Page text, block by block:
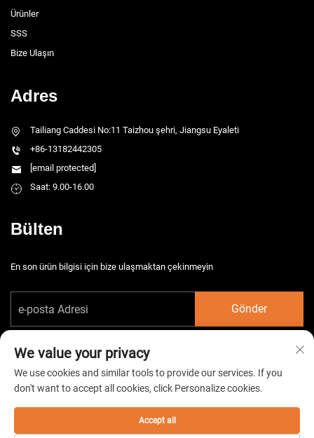
Ürünler
SSS
Bize Ulaşın
Adres
Tailiang Caddesi No:11 Taizhou şehri, Jiangsu Eyaleti
+86-13182442305
[email protected]
Saat: 9.00-16.00
Bülten
En son ürün bilgisi için bize ulaşmaktan çekinmeyin
Gönder
Telif hakkı © 2026 China Taizhou HarsMarg Elektromekanik Co. Ltd. Tüm
hakları saklıdır. - Gizlilik Politikası
We value your privacy
We use cookies and similar tools to provide our services. If you
don't want to accept all cookies, click Personalize cookies.
Accept all